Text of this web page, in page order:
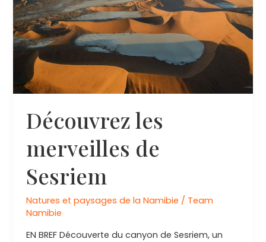
River
Découvrez les
merveilles de
Sesriem
Natures et paysages de la Namibie / Team
Namibie
EN BREF Découverte du canyon de Sesriem, un